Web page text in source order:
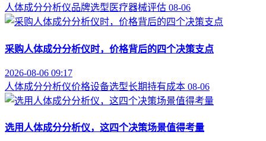
人体成分分析仪品牌选型 医疗器械评估 08-06
采购人体成分分析仪时，价格背后的四个决策支点
2026-08-06 09:17
人体成分分析仪价格设备选型长期持有成本 08-06
选用人体成分分析仪，这四个决策场景值得考量